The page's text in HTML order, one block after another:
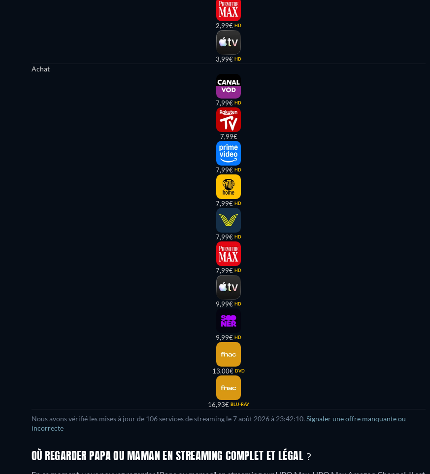
2,99€ HD
3,99€ HD
Achat
7,99€ HD
7,99€
7,99€ HD
7,99€ HD
7,99€ HD
7,99€ HD
9,99€ HD
9,99€ HD
13,00€ DVD
16,93€ BLU-RAY
Nous avons vérifié les mises à jour de 106 services de streaming le 7 août 2026 à 23:42:10. Signaler une offre manquante ou
incorrecte
OÙ REGARDER PAPA OU MAMAN EN STREAMING COMPLET ET LÉGAL ?